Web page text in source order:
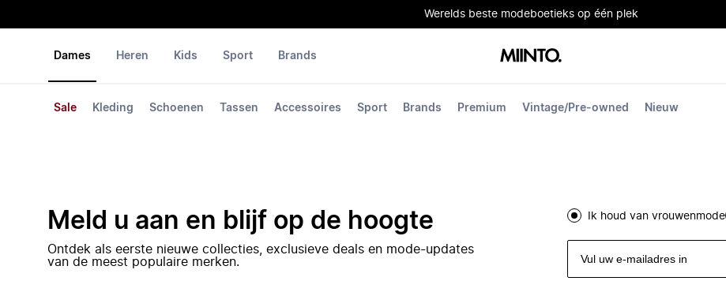
Werelds beste modeboetieks op één plek
Dames
Sale Kleding Schoenen Tassen Accessoires Sport Brands Premium Vintage/Pre-owned Nieuw
Heren Kids Sport Brands
Meld u aan en blijf op de hoogte
Ontdek als eerste nieuwe collecties, exclusieve deals en mode-updates
van de meest populaire merken.
Ik houd van vrouwenmode